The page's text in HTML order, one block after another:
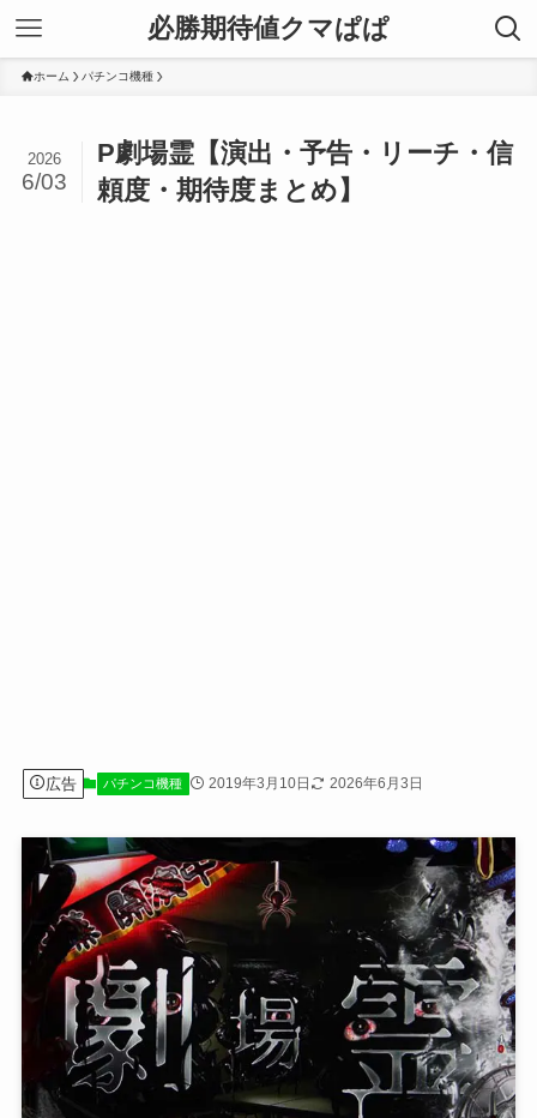
必勝期待値クマぱぱ
ホーム パチンコ機種
P劇場霊【演出・予告・リーチ・信
頼度・期待度まとめ】
2026
6/03
広告 パチンコ機種 2019年3月10日 2026年6月3日